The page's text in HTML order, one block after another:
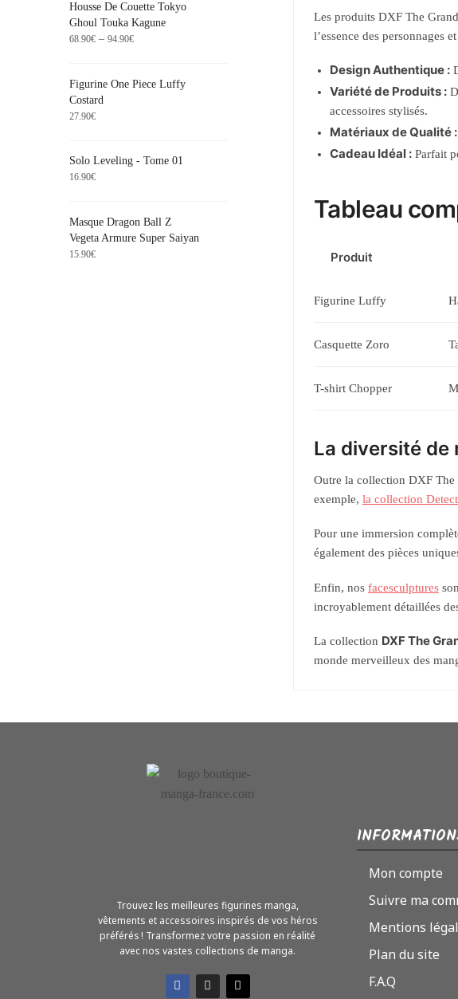
Les produits DXF The
l’essence des personnages
Design Authentique :
Variété de Produits :
accessoires stylisés.
Matériaux de Qualité :
Cadeau Idéal :Parfait
Tableau
Produit
Figurine Luffy
Casquette Zoro
T-shirt Chopper
La diversité de
Outre la collection DXF The
exemple, la collection
Pour une immersion
également des pièces
Enfin, nos facesculptures
incroyablement détaillées
La collection DXF The
monde merveilleux des
Housse De Couette Tokyo
Ghoul Touka Kagune
68.90€ – 94.90€
Figurine One Piece Luffy
Costard
27.90€
Solo Leveling - Tome 01
16.90€
Masque Dragon Ball Z
Vegeta Armure Super Saiyan
15.90€
Trouvez les meilleures figurines manga,
vêtements et accessoires inspirés de vos héros
préférés ! Transformez votre passion en réalité
avec nos vastes collections de manga.
Mon compte
Suivre ma
Mentions
Plan du site
F.A.Q